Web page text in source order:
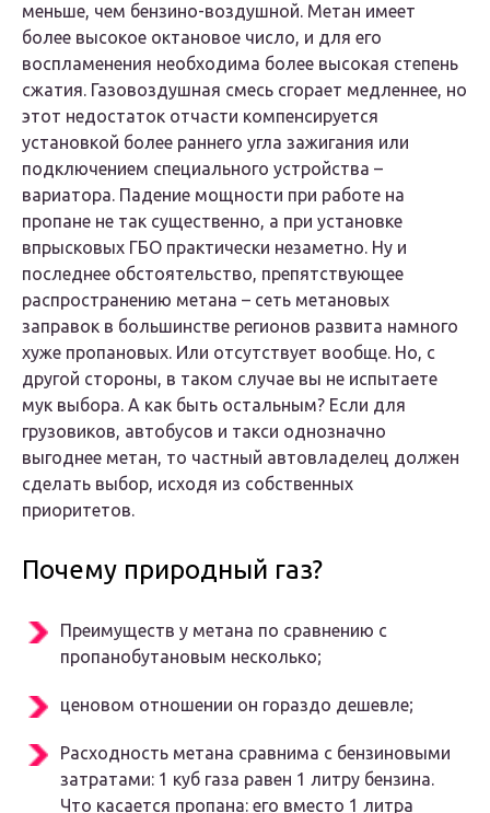
меньше, чем бензино-воздушной. Метан имеет
более высокое октановое число, и для его
воспламенения необходима более высокая степень
сжатия. Газовоздушная смесь сгорает медленнее, но
этот недостаток отчасти компенсируется
установкой более раннего угла зажигания или
подключением специального устройства –
вариатора. Падение мощности при работе на
пропане не так существенно, а при установке
впрысковых ГБО практически незаметно. Ну и
последнее обстоятельство, препятствующее
распространению метана – сеть метановых
заправок в большинстве регионов развита намного
хуже пропановых. Или отсутствует вообще. Но, с
другой стороны, в таком случае вы не испытаете
мук выбора. А как быть остальным? Если для
грузовиков, автобусов и такси однозначно
выгоднее метан, то частный автовладелец должен
сделать выбор, исходя из собственных
приоритетов.
Почему природный газ?
Преимуществ у метана по сравнению с
пропанобутановым несколько;
ценовом отношении он гораздо дешевле;
Расходность метана сравнима с бензиновыми
затратами: 1 куб газа равен 1 литру бензина.
Что касается пропана: его вместо 1 литра